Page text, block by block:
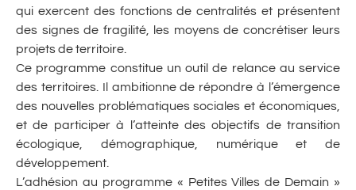
qui exercent des fonctions de centralités et présentent
des signes de fragilité, les moyens de concrétiser leurs
projets de territoire.
Ce programme constitue un outil de relance au service
des territoires. Il ambitionne de répondre à l’émergence
des nouvelles problématiques sociales et économiques,
et de participer à l’atteinte des objectifs de transition
écologique, démographique, numérique et de
développement.
L’adhésion au programme « Petites Villes de Demain »